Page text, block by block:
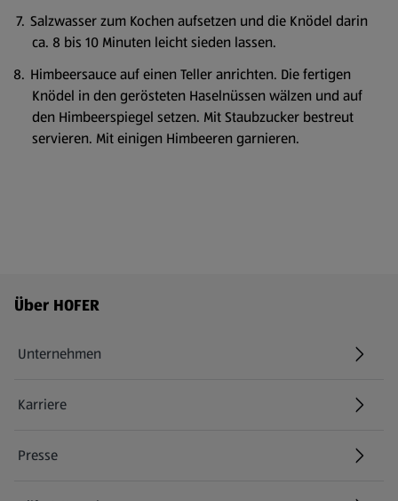
Salzwasser zum Kochen aufsetzen und die Knödel darin
ca. 8 bis 10 Minuten leicht sieden lassen.
Himbeersauce auf einen Teller anrichten. Die fertigen
Knödel in den gerösteten Haselnüssen wälzen und auf
den Himbeerspiegel setzen. Mit Staubzucker bestreut
servieren. Mit einigen Himbeeren garnieren.
Fußzeilenmenü - weitere Links
Über HOFER
Unternehmen
Karriere
(öffnet in einem neuen Tab)
Presse